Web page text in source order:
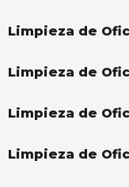
Limpieza de
Limpieza de
Limpieza de
Limpieza de